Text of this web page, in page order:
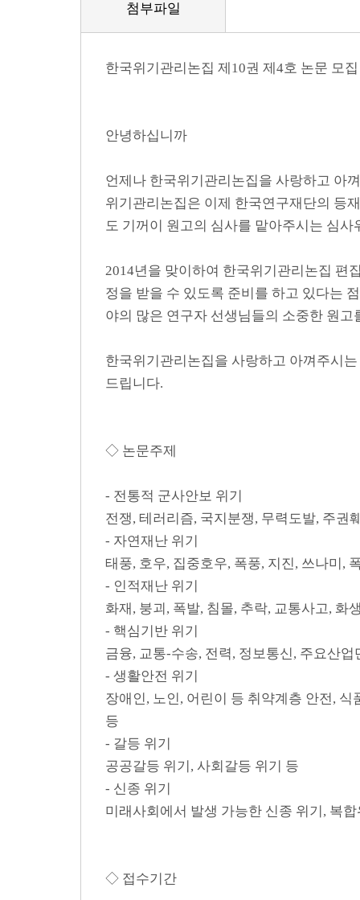
첨부파일
한국위기관리논집 제10권 제4호 논문 모집
안녕하십니까
언제나 한국위기관리논집을 사랑하고 아
위기관리논집은 이제 한국연구재단의 등
도 기꺼이 원고의 심사를 맡아주시는 심
2014년을 맞이하여 한국위기관리논집 편
정을 받을 수 있도록 준비를 하고 있다는
야의 많은 연구자 선생님들의 소중한 원고
한국위기관리논집을 사랑하고 아껴주시
드립니다.
◇ 논문주제
- 전통적 군사안보 위기
전쟁, 테러리즘, 국지분쟁, 무력도발, 주권
- 자연재난 위기
태풍, 호우, 집중호우, 폭풍, 지진, 쓰나미,
- 인적재난 위기
화재, 붕괴, 폭발, 침몰, 추락, 교통사고, 화
- 핵심기반 위기
금융, 교통-수송, 전력, 정보통신, 주요산
- 생활안전 위기
장애인, 노인, 어린이 등 취약계층 안전,
등
- 갈등 위기
공공갈등 위기, 사회갈등 위기 등
- 신종 위기
미래사회에서 발생 가능한 신종 위기, 복
◇ 접수기간